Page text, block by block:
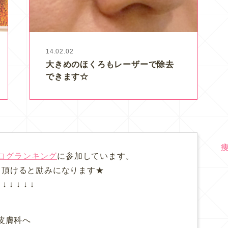
14.02.02
大きめのほくろもレーザーで除去
できます☆
グランキングに参加しています。
けると励みになります★
↓ ↓ ↓ ↓ ↓